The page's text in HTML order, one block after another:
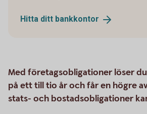
Hitta ditt bankkontor
Med företagsobligationer löser
på ett till tio år och får en högre
stats- och bostadsobligationer